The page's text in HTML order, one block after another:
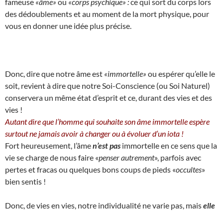
des dédoublements et au moment de la mort physique, pour
vous en donner une idée plus précise.
Donc, dire que notre âme est «immortelle» ou espérer qu’elle le
soit, revient à dire que notre Soi-Conscience (ou Soi Naturel)
conservera un même état d’esprit et ce, durant des vies et des
vies !
Autant dire que l’homme qui souhaite son âme immortelle espère
surtout ne jamais avoir à changer ou à évoluer d’un iota !
Fort heureusement, l’âmen’est pas immortelle en ce sens que la
vie se charge de nous faire «penser autrement», parfois avec
pertes et fracas ou quelques bons coups de pieds «occultes»
bien sentis !
Donc, de vies en vies, notre individualité ne varie pas, maiselle